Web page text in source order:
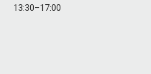
13:30–17:00